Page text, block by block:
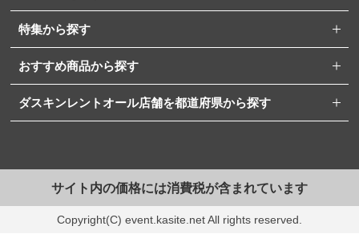
特集から探す
おすすめ商品から探す
ダスキンレントオール店舗を都道府県から探す
サイト内の価格には消費税が含まれています
Copyright(C) event.kasite.net All rights reserved.